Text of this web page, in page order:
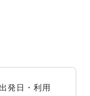
発日・利用